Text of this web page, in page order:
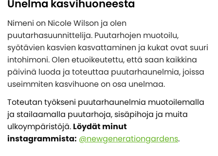
Ostoehdot
Maksutavat
Asennusapua ammattilaisilta
Eettiset ohjeet - Code of conduct
Tietoja henkilötietojen käsittelystä
Cookies - evästekäytäntö
Tietoa yrityksestämme
Yleiskatsaus - Lasiterassit
Lasiterassipaketit
Suunnittele oma lasiterassipaketti
Verannat
Lasiterassielementit
Lasiterassien katot
Rungot
Alumiiniset lasiterassipaketit
Lasiterassien lisävarusteet
Yleiskatsaus - Kasvihuone
Kasvihuone
Puinen kasvihuone
Seinäkasvihuone
Kasvihuone muurilla
Orangeria
Tunnelikasvihuone
Puutarharakennukset
KATEGORIAT
Yleiskatsaus - Puutarharakennukset
Mökit
Paviljongit
Leikkimökit
Huvimajat
Ulkoaltaat ja Paljut
KATEGORIAT
Kylmävesitynnyri
Ulkoaltaiden lisävarusteet
Pergola
Autotallit
KATEGORIAT
Inspiraatiota
Unelma kasvihuoneesta
Nimeni on Nicole Wilson ja olen
puutarhasuunnittelija. Puutarhojen muotoilu,
syötävien kasvien kasvattaminen ja kukat ovat suuri
intohimoni. Olen etuoikeutettu, että saan kaikkina
päivinä luoda ja toteuttaa puutarhaunelmia, joissa
useimmiten kasvihuone on osa unelmaa.
Toteutan työkseni puutarhaunelmia muotoilemalla
ja stailaamalla puutarhoja, sisäpihoja ja muita
ulkoympäristöjä. Löydät minut
instagrammista: @newgenerationgardens.